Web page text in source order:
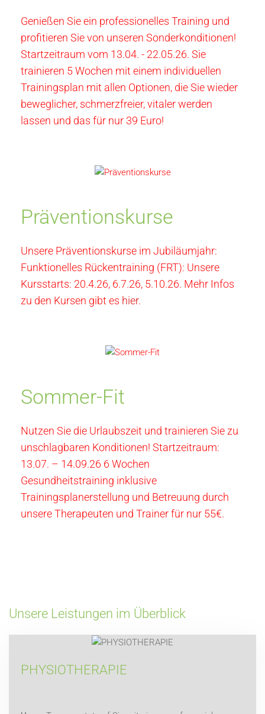
Genießen Sie ein professionelles Training und
profitieren Sie von unseren Sonderkonditionen!
Startzeitraum vom 13.04. - 22.05.26. Sie
trainieren 5 Wochen mit einem individuellen
Trainingsplan mit allen Optionen, die Sie wieder
beweglicher, schmerzfreier, vitaler werden
lassen und das für nur 39 Euro!
Präventionskurse
Unsere Präventionskurse im Jubiläumjahr:
Funktionelles Rückentraining (FRT): Unsere
Kursstarts: 20.4.26, 6.7.26, 5.10.26. Mehr Infos
zu den Kursen gibt es hier.
Sommer-Fit
Nutzen Sie die Urlaubszeit und trainieren Sie zu
unschlagbaren Konditionen! Startzeitraum:
13.07. – 14.09.26 6 Wochen
Gesundheitstraining inklusive
Trainingsplanerstellung und Betreuung durch
unsere Therapeuten und Trainer für nur 55€.
Unsere Leistungen im Überblick
PHYSIOTHERAPIE